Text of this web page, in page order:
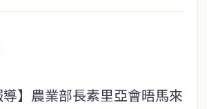
導】農業部長素里亞會晤馬來